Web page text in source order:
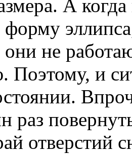
А
они не
Поэтому, и
раз
отверстий